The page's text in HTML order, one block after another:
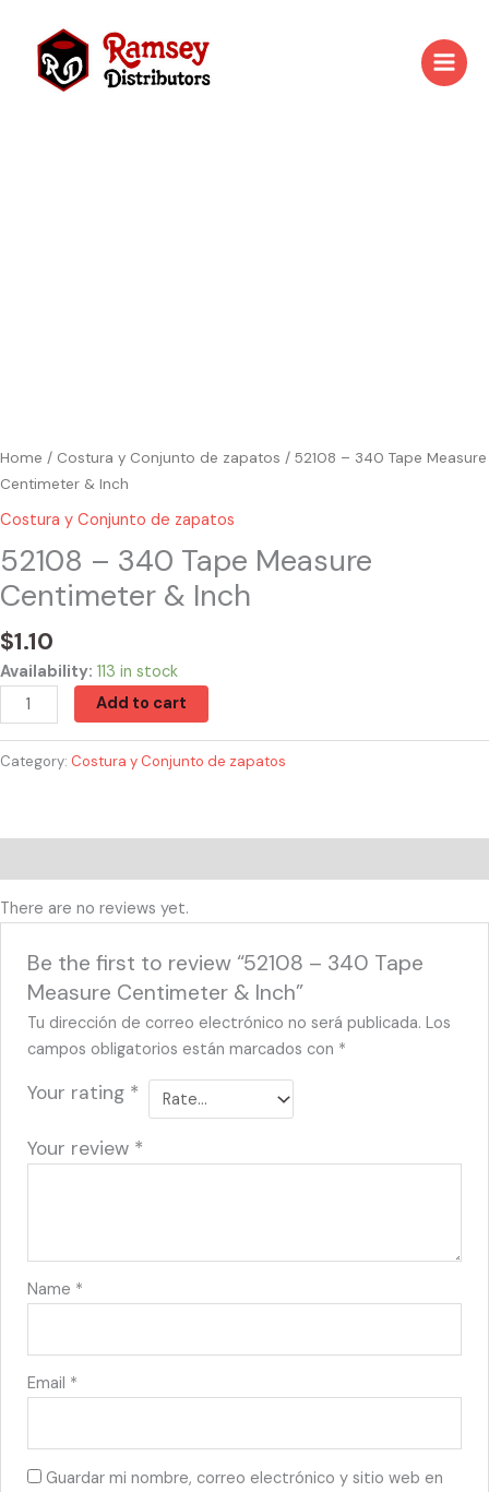
content
Home / Costura y Conjunto de zapatos / 52108 – 340 Tape Measure
Centimeter & Inch
Costura y Conjunto de zapatos
52108 – 340 Tape Measure
Centimeter & Inch
$1.10
Availability: 113 in stock
Add to cart
Category: Costura y Conjunto de zapatos
There are no reviews yet.
Be the first to review “52108 – 340 Tape
Measure Centimeter & Inch”
Tu dirección de correo electrónico no será publicada. Los
campos obligatorios están marcados con *
Your rating *
Your review *
Name *
Email *
Guardar mi nombre, correo electrónico y sitio web en